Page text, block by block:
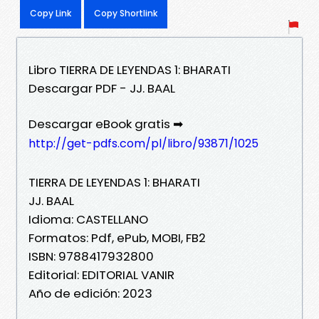
Copy Link Copy Shortlink
Libro TIERRA DE LEYENDAS 1: BHARATI
Descargar PDF - JJ. BAAL
Descargar eBook gratis ➡
http://get-pdfs.com/pl/libro/93871/1025
TIERRA DE LEYENDAS 1: BHARATI
JJ. BAAL
Idioma: CASTELLANO
Formatos: Pdf, ePub, MOBI, FB2
ISBN: 9788417932800
Editorial: EDITORIAL VANIR
Año de edición: 2023